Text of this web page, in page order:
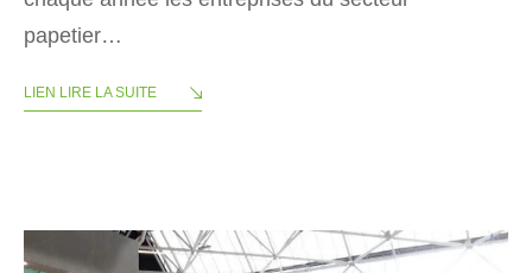
papetier…
LIEN LIRE LA SUITE